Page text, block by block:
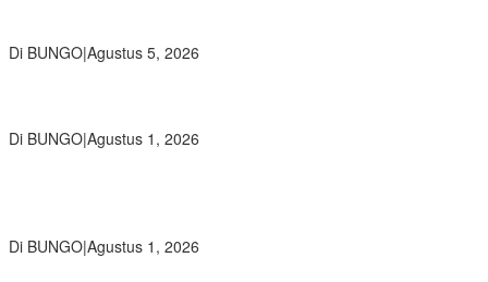
Di BUNGO|Agustus 5, 2026
Di BUNGO|Agustus 1, 2026
Di BUNGO|Agustus 1, 2026